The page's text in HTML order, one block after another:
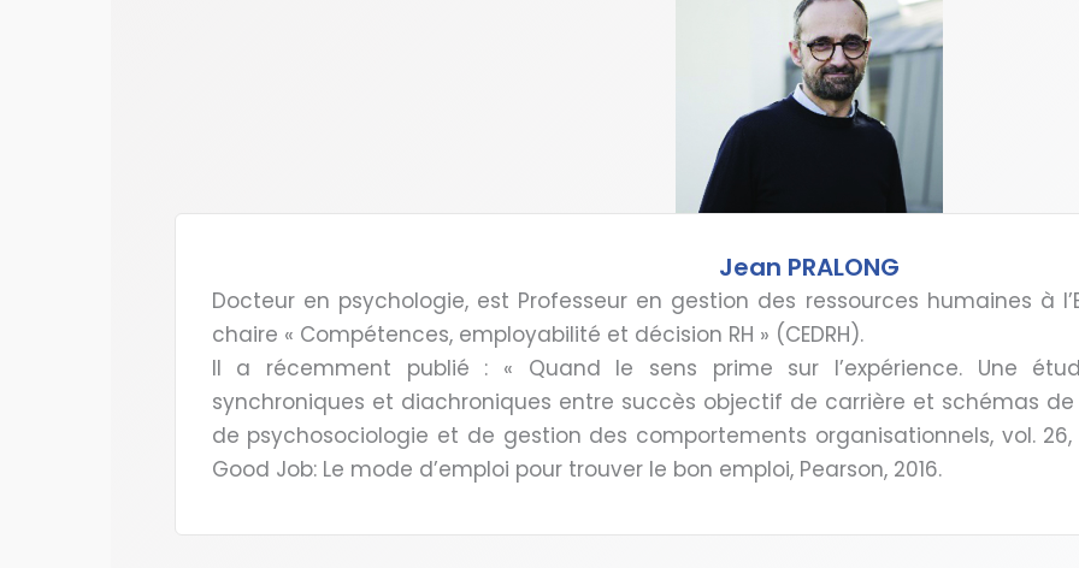
Jean PRALONG
Docteur en psychologie, est Professeur en gestion des ressources humaines à
chaire « Compétences, employabilité et décision RH » (CEDRH).
Il a récemment publié : « Quand le sens prime sur l’expérience. Une
synchroniques et diachroniques entre succès objectif de carrière et schémas de
de psychosociologie et de gestion des comportements organisationnels, vol. 26,
Good Job: Le mode d’emploi pour trouver le bon emploi, Pearson, 2016.